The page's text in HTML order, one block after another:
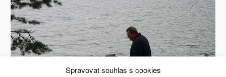
Spravovat souhlas s cookies